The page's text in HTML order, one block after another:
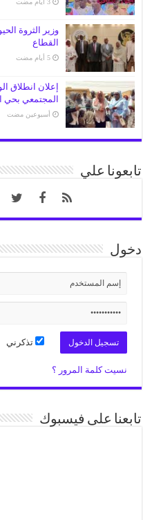
‏3 أيام مضت
وزير الثروة
القطاع
‏5 أيام مضت
إعلان انطلاق
المجتمعي بحي
‏أسبوعين مضت
تابعونا علي
دخول
تذكرني
نسيت كلمة المرور ؟
تابعنا على فيسبوك